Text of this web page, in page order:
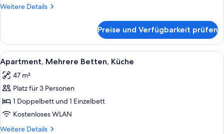
Weitere Details
Weitere
1
Doppelbett,
Küche
Preise und Verfügbarkeit prüfen
Alle
Fotos
für
Apartment,
Mehrere
Betten,
Küche
Eine moderne Küche mit weißen
7
Apartment, Mehrere Betten, Küche
47 m²
Platz für 3 Personen
1 Doppelbett und 1 Einzelbett
Kostenloses WLAN
Weitere Details
Weitere